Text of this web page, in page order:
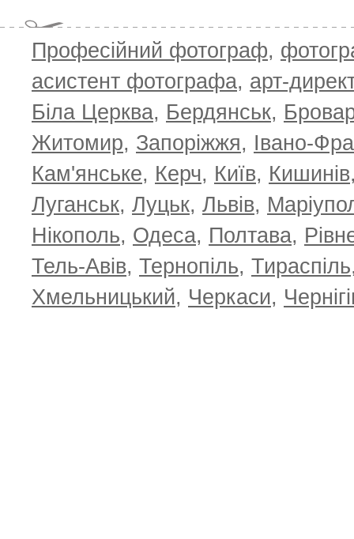
Професійний фотограф,
асистент фотографа, арт-
Біла Церква, Бердянськ,
Житомир, Запоріжжя, Івано-
Кам'янське, Керч, Київ, Кишинів
Луганськ, Луцьк, Львів,
Нікополь, Одеса, Полтава,
Тель-Авів, Тернопіль, Тираспіль
Хмельницький, Черкаси,